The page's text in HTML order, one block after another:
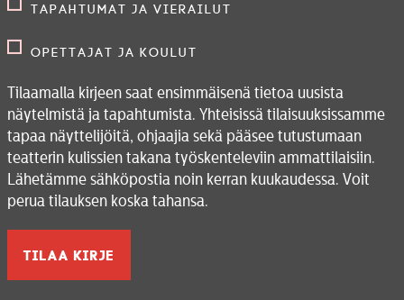
Tapahtumat ja vierailut
Opettajat ja koulut
Tilaamalla kirjeen saat ensimmäisenä tietoa uusista
näytelmistä ja tapahtumista. Yhteisissä tilaisuuksissamme
tapaa näyttelijöitä, ohjaajia sekä pääsee tutustumaan
teatterin kulissien takana työskenteleviin ammattilaisiin.
Lähetämme sähköpostia noin kerran kuukaudessa. Voit
perua tilauksen koska tahansa.